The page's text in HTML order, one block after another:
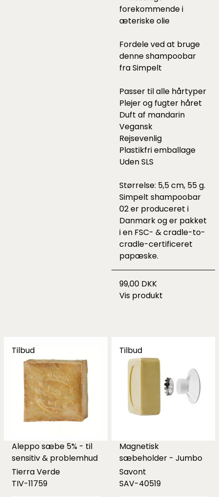
forekommende i
æteriske olie
Fordele ved at bruge
denne shampoobar
fra Simpelt
Passer til alle hårtyper
Plejer og fugter håret
Duft af mandarin
Vegansk
Rejsevenlig
Plastikfri emballage
Uden SLS
Størrelse: 5,5 cm, 55 g.
Simpelt shampoobar
02 er produceret i
Danmark og er pakket
i en FSC- & cradle-to-
cradle-certificeret
papæske.
99,00 DKK
Vis produkt
Tilbud
Aleppo sæbe 5% - til
sensitiv & problemhud
Tierra Verde
TIV-11759
Tilbud
Magnetisk
sæbeholder - Jumbo
Savont
SAV-40519